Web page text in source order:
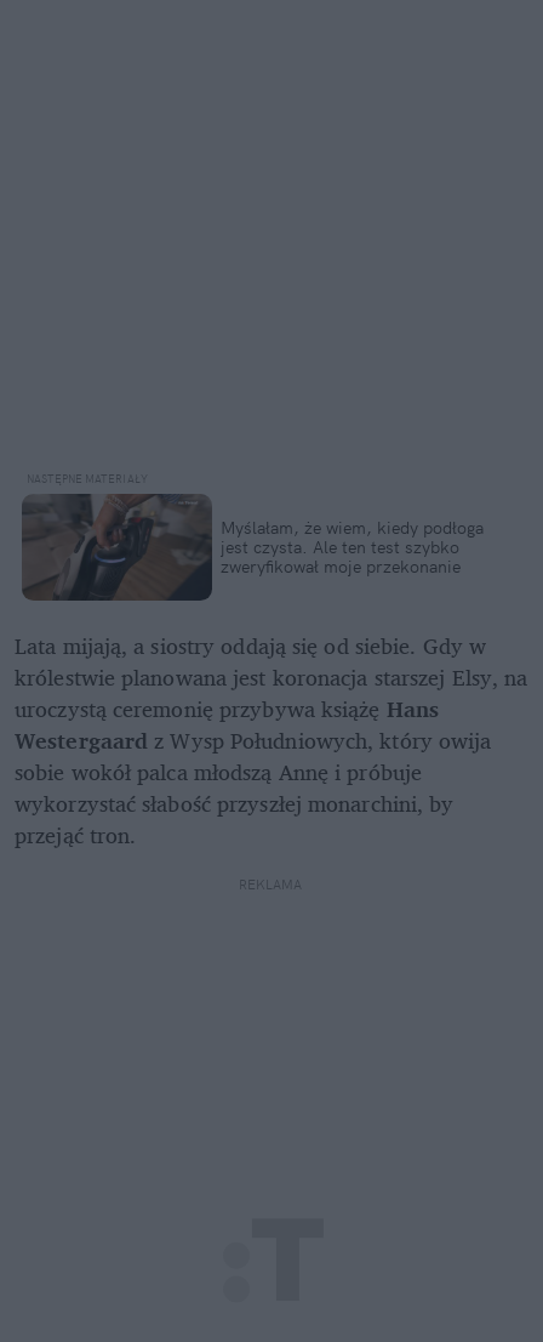
Myślałam, że wiem, kiedy podłoga
jest czysta. Ale ten test szybko
zweryfikował moje przekonanie
Lata mijają, a siostry oddają się od siebie. Gdy w
królestwie planowana jest koronacja starszej Elsy, na
uroczystą ceremonię przybywa książę Hans
Westergaard z Wysp Południowych, który owija
sobie wokół palca młodszą Annę i próbuje
wykorzystać słabość przyszłej monarchini, by
przejąć tron.
REKLAMA